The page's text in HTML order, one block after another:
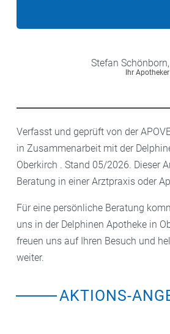
Stefan Schönborn,
Ihr Apotheker
Verfasst und geprüft von der
in Zusammenarbeit mit der
Oberkirch . Stand 05/2026. Dieser
Beratung in einer Arztpraxis oder
Für eine persönliche Beratung
uns in der Delphinen Apotheke in
freuen uns auf Ihren Besuch und
weiter.
AKTIONS-